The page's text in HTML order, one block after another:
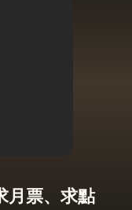
月票、求點